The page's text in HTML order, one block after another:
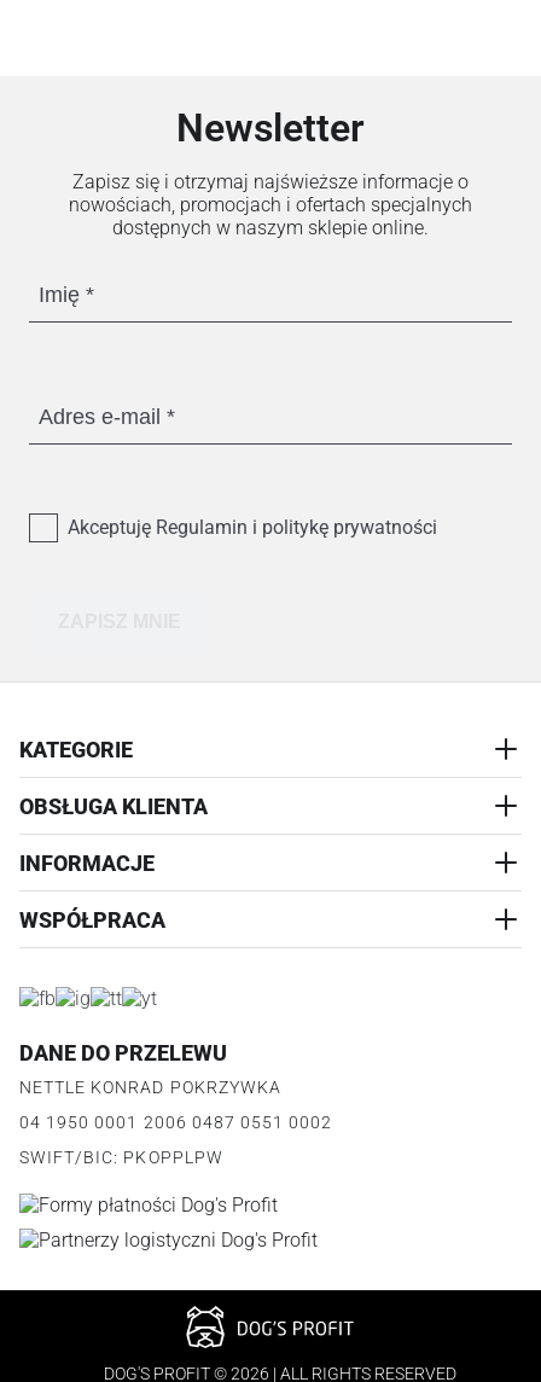
Newsletter
Zapisz się i otrzymaj najświeższe informacje o
nowościach, promocjach i ofertach specjalnych
dostępnych w naszym sklepie online.
Imię
Adres e-mail
Akceptuję Regulamin i politykę prywatności
KATEGORIE
AKCESORIA
WYPRZEDAŻ
OBSŁUGA KLIENTA
REALIZACJA I WYSYŁKA
WYMIANA
PŁATNOŚCI
FAQ
INFORMACJE
KONTAKT
O PRODUKCIE
WSPÓŁPRACA
JAK DZIAŁA PROGRAM
REGULAMIN PROGRAMU
POLITYKA PRYWATNOŚCI PROGRAMU
DANE DO PRZELEWU
NETTLE KONRAD POKRZYWKA
04 1950 0001 2006 0487 0551 0002
SWIFT/BIC: PKOPPLPW
DOG'S PROFIT © 2026 | ALL RIGHTS RESERVED